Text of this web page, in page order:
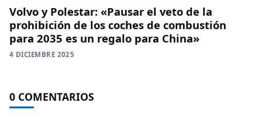
Volvo y Polestar: «Pausar el veto de la
prohibición de los coches de combustión
para 2035 es un regalo para China»
4 DICIEMBRE 2025
0 COMENTARIOS